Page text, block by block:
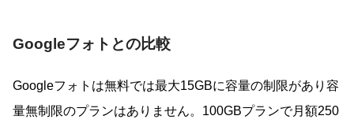
Googleフォトとの比較
Googleフォトは無料では最大15GBに容量の制限があり容
量無制限のプランはありません。100GBプランで月額250